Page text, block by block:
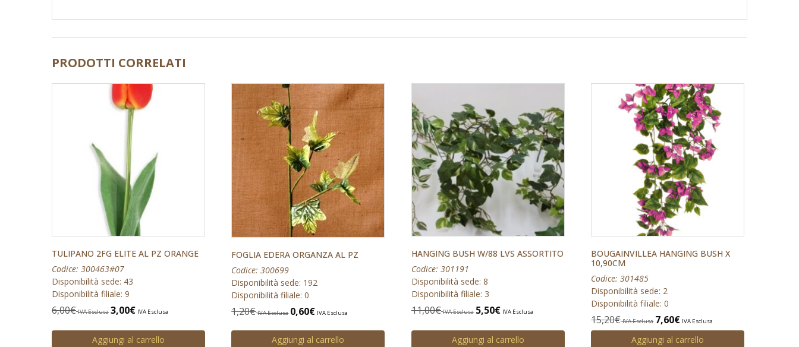
PRODOTTI CORRELATI
TULIPANO 2FG ELITE AL PZ ORANGE
Codice: 300463#07
Disponibilità sede: 43
Disponibilità filiale: 9
6,00€ IVA Esclusa 3,00€ IVA Esclusa
Aggiungi al carrello
FOGLIA EDERA ORGANZA AL PZ
Codice: 300699
Disponibilità sede: 192
Disponibilità filiale: 0
1,20€ IVA Esclusa 0,60€ IVA Esclusa
Aggiungi al carrello
HANGING BUSH W/88 LVS ASSORTITO
Codice: 301191
Disponibilità sede: 8
Disponibilità filiale: 3
11,00€ IVA Esclusa 5,50€ IVA Esclusa
Aggiungi al carrello
BOUGAINVILLEA HANGING BUSH X
10,90CM
Codice: 301485
Disponibilità sede: 2
Disponibilità filiale: 0
15,20€ IVA Esclusa 7,60€ IVA Esclusa
Aggiungi al carrello